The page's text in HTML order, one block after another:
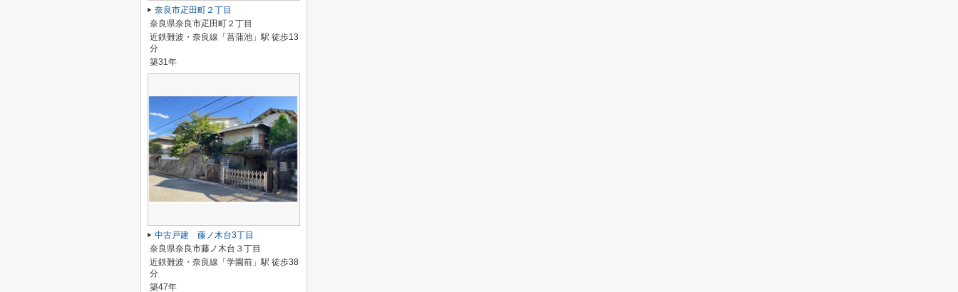
奈良市疋田町２丁目
奈良県奈良市疋田町２丁目
近鉄難波・奈良線「菖蒲池」駅 徒歩13
分
築31年
中古戸建 藤ノ木台3丁目
奈良県奈良市藤ノ木台３丁目
近鉄難波・奈良線「学園前」駅 徒歩38
分
築47年